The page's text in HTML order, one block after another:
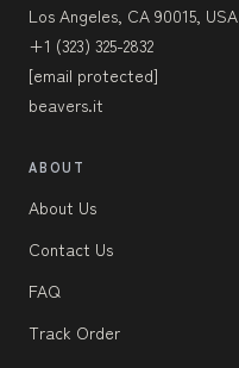
Los Angeles, CA 90015, USA
+1 (323) 325-2832
[email protected]
beavers.it
ABOUT
About Us
Contact Us
FAQ
Track Order